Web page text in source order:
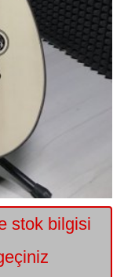
stok bilgisi